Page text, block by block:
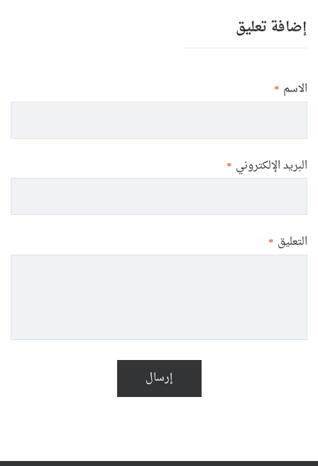
إضافة تعليق
الاسم *
البريد الإلكتروني *
التعليق *
إرسال